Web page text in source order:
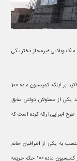
ویلایی غیرمجاز دختر یکی
علی حیدریان شامگاه چهارشنبه در برنامه ای تلویزیونی ضمن تاکید بر اینکه کمیسیون ماده 100
یکی از مسئولان دولتی سابق
اجرایی ارائه کرده است که
به یکی از اطرافیان خانم
نماینده مجلس شورای اسلامی است اظهارداشت: این ملک در کمیسیون ماده 100 حکم جریمه